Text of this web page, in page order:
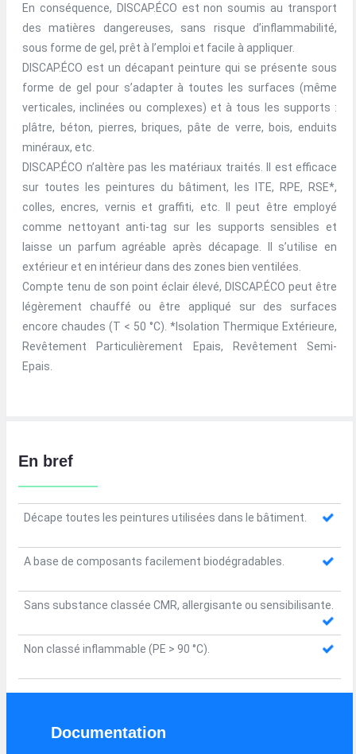
En conséquence, DISCAP.ÉCO est non soumis au transport
des matières dangereuses, sans risque d’inflammabilité,
sous forme de gel, prêt à l’emploi et facile à appliquer.
DISCAP.ÉCO est un décapant peinture qui se présente sous
forme de gel pour s’adapter à toutes les surfaces (même
verticales, inclinées ou complexes) et à tous les supports :
plâtre, béton, pierres, briques, pâte de verre, bois, enduits
minéraux, etc.
DISCAP.ÉCO n’altère pas les matériaux traités. Il est efficace
sur toutes les peintures du bâtiment, les ITE, RPE, RSE*,
colles, encres, vernis et graffiti, etc. Il peut être employé
comme nettoyant anti-tag sur les supports sensibles et
laisse un parfum agréable après décapage. Il s’utilise en
extérieur et en intérieur dans des zones bien ventilées.
Compte tenu de son point éclair élevé, DISCAP.ÉCO peut être
légèrement chauffé ou être appliqué sur des surfaces
encore chaudes (T < 50 °C). *Isolation Thermique Extérieure,
Revêtement Particulièrement Epais, Revêtement Semi-
Epais.
En bref
Décape toutes les peintures utilisées dans le bâtiment.
A base de composants facilement biodégradables.
Sans substance classée CMR, allergisante ou sensibilisante.
Non classé inflammable (PE > 90 °C).
Documentation